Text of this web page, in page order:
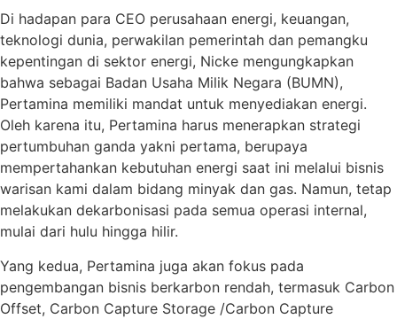
Di hadapan para CEO perusahaan energi, keuangan,
teknologi dunia, perwakilan pemerintah dan pemangku
kepentingan di sektor energi, Nicke mengungkapkan
bahwa sebagai Badan Usaha Milik Negara (BUMN),
Pertamina memiliki mandat untuk menyediakan energi.
Oleh karena itu, Pertamina harus menerapkan strategi
pertumbuhan ganda yakni pertama, berupaya
mempertahankan kebutuhan energi saat ini melalui bisnis
warisan kami dalam bidang minyak dan gas. Namun, tetap
melakukan dekarbonisasi pada semua operasi internal,
mulai dari hulu hingga hilir.
Yang kedua, Pertamina juga akan fokus pada
pengembangan bisnis berkarbon rendah, termasuk Carbon
Offset, Carbon Capture Storage /Carbon Capture